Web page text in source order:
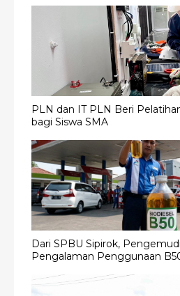
PLN dan IT PLN Beri
bagi Siswa SMA
Dari SPBU Sipirok,
Pengalaman Penggunaan